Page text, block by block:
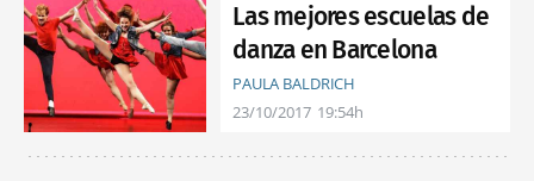
Las mejores escuelas de
danza en Barcelona
PAULA BALDRICH
23/10/2017 19:54h